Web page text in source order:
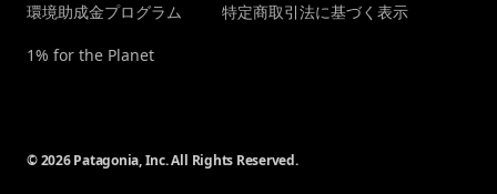
環境助成金プログラム
1% for the Planet
特定商取引法に基づく表示
© 2026 Patagonia, Inc. All Rights Reserved.